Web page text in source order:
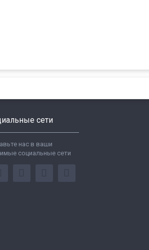
сети
нас в ваши
социальные сети